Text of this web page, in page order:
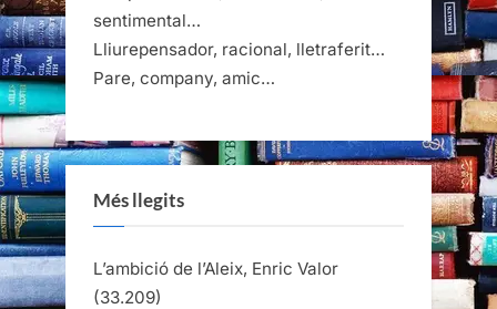
sentimental…
Lliurepensador, racional, lletraferit…
Pare, company, amic…
Més llegits
L’ambició de l’Aleix, Enric Valor
(33.209)